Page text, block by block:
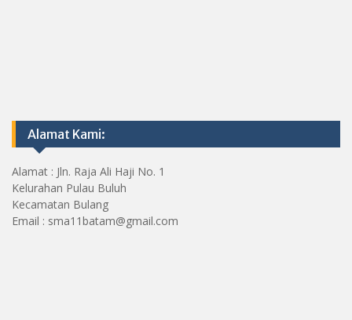
Alamat Kami:
Alamat : Jln. Raja Ali Haji No. 1
Kelurahan Pulau Buluh
Kecamatan Bulang
Email : sma11batam@gmail.com